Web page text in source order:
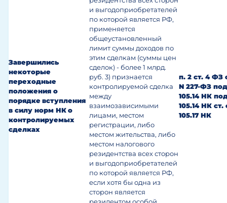
Завершились
некоторые
переходные
положения о
порядкевступления
в силу норм НКо
контролируемых
сделках
и выгодоприобретателей
по которой является РФ,
применяется
общеустановленный
лимит суммы доходов по
этим сделкам (суммы цен
сделок) - более 1 млрд.
руб. 3) признается
контролируемой сделка
между
взаимозависимыми
лицами, местом
регистрации, либо
местом жительства, либо
местом налогового
резидентства всех сторон
и выгодоприобретателей
по которой является РФ,
если хотя бы одна из
сторон является
п. 2 ст. 4 ФЗ
N 227-ФЗ
105.14 НК
105.14 НК ст.
105.17 НК